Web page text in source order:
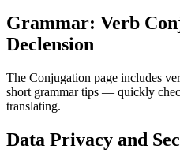
Grammar: Verb
Declension
The Conjugation page includes
short grammar tips — quickly
translating.
Data Privacy and